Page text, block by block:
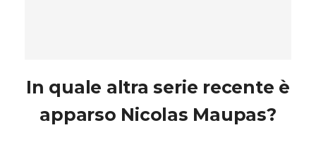
In quale altra serie recente è
apparso Nicolas Maupas?